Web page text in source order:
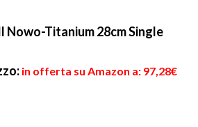
Nowo-Titanium 28cm Single
in offerta su Amazon a: 97,28€